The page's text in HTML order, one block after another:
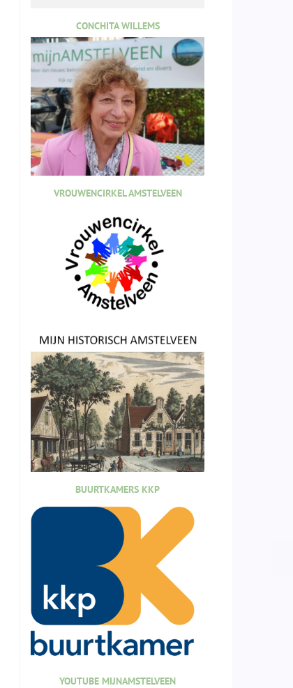
CONCHITA WILLEMS
VROUWENCIRKEL AMSTELVEEN
BUURTKAMERS KKP
YOUTUBE MIJNAMSTELVEEN